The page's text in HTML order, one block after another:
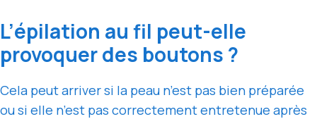
L’épilation au fil peut-elle
provoquer des boutons ?
Cela peut arriver si la peau n’est pas bien préparée
ou si elle n’est pas correctement entretenue après